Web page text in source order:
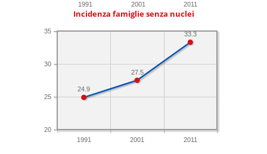
1991 2001 2011
Incidenza famiglie senza nuclei
1991 2001 2011
20
25
30
35 33.3
27.5
24.9